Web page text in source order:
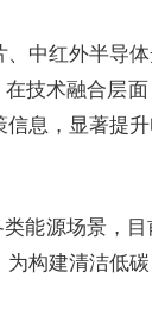
中红外半导
技术融合层
息，显著提
能源场景，
构建清洁低